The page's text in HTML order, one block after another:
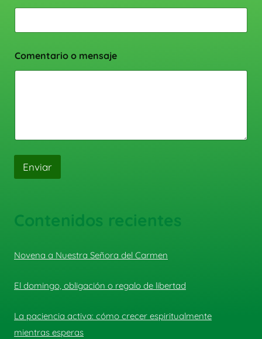
Comentario o mensaje
Enviar
Contenidos recientes
Novena a Nuestra Señora del Carmen
El domingo, obligación o regalo de libertad
La paciencia activa: cómo crecer espiritualmente
mientras esperas